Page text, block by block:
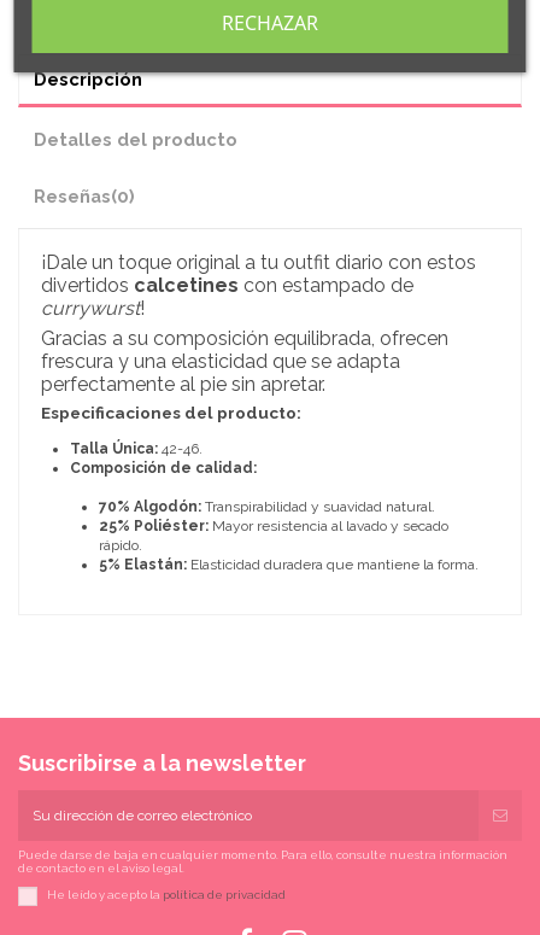
Descripción
Detalles del producto
Reseñas(0)
¡Dale un toque original a tu outfit diario con estos
divertidos calcetines con estampado de
currywurst!
Gracias a su composición equilibrada, ofrecen
frescura y una elasticidad que se adapta
perfectamente al pie sin apretar.
Especificaciones del producto:
Talla Única: 42-46.
Composición de calidad:
70% Algodón: Transpirabilidad y suavidad natural.
25% Poliéster: Mayor resistencia al lavado y secado
rápido.
5% Elastán: Elasticidad duradera que mantiene la forma.
Suscribirse a la newsletter
Puede darse de baja en cualquier momento. Para ello, consulte nuestra información
de contacto en el aviso legal.
He leído y acepto la política de privacidad
RECHAZAR